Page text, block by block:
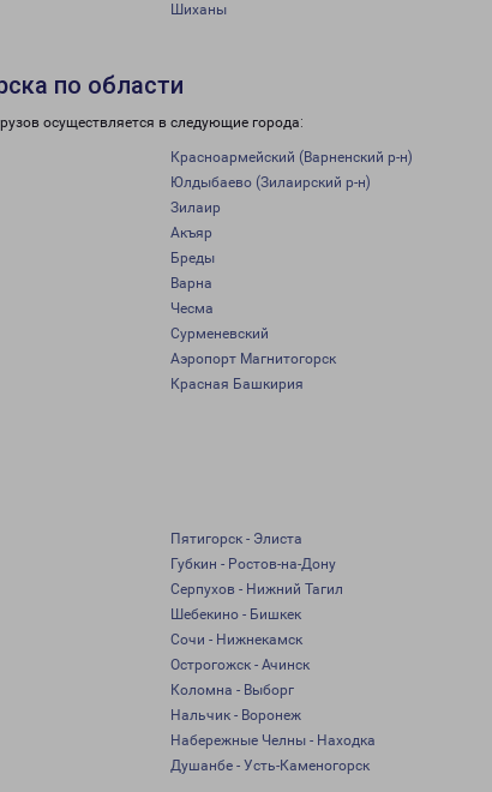
Шиханы
по области
осуществляется в следующие города:
Красноармейский (Варненский р-н)
Юлдыбаево (Зилаирский р-н)
Зилаир
Акъяр
Бреды
Варна
Чесма
Сурменевский
Аэропорт Магнитогорск
Красная Башкирия
Пятигорск - Элиста
Губкин - Ростов-на-Дону
Серпухов - Нижний Тагил
Шебекино - Бишкек
Сочи - Нижнекамск
Острогожск - Ачинск
Коломна - Выборг
Нальчик - Воронеж
Набережные Челны - Находка
Душанбе - Усть-Каменогорск